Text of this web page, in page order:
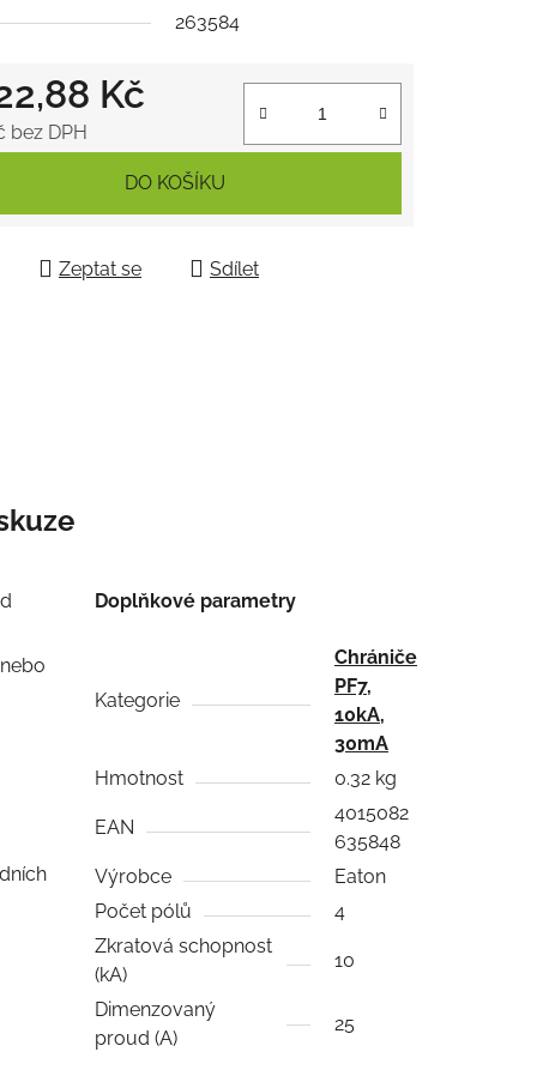
263584
Kč
bez DPH
DO KOŠÍKU
Zeptat se Sdílet
Doplňkové parametry
Kategorie
Chrániče
PF7,
10kA,
30mA
Hmotnost
0.32 kg
EAN
4015082
635848
Výrobce
Eaton
Počet pólů
4
Zkratová schopnost
(kA)
10
Dimenzovaný
proud (A)
25